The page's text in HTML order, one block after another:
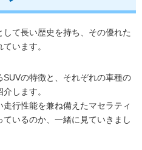
て長い歴史を持ち、その優れた
います。
の特徴と、それぞれの車種の
します。
行性能を兼ね備えたマセラティ
いるのか、一緒に見ていきまし